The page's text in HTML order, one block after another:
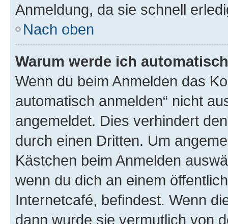
Anmeldung, da sie schnell
Nach oben
Warum werde ich
Wenn du beim Anmelden das
automatisch anmelden“ nicht
angemeldet. Dies verhindert
durch einen Dritten. Um
Kästchen beim Anmelden
wenn du dich an einem
Internetcafé, befindest. Wenn
dann wurde sie vermutlich von